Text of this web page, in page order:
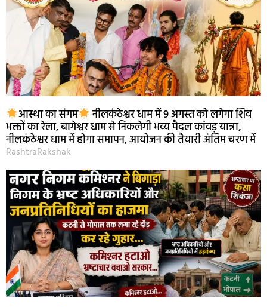
आस्था का संगम नीलकंठेश्वर धाम में 9 अगस्त को लगेगा शिव
भक्तों का रेला, बागेश्वर धाम से निकलेगी भव्य पैदल कांवड़ यात्रा,
नीलकंठेश्वर धाम में होगा समापन, आयोजन की तैयारी अंतिम चरण में
RashtraRakshak